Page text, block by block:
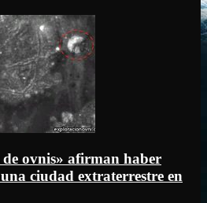
de ovnis» afirman haber
ciudad extraterrestre en